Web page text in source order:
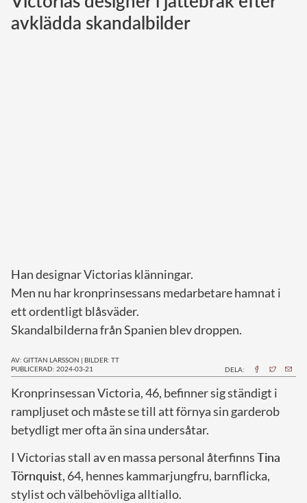
Norska kungahuset
avklädda skandalbilder
Han designar Victorias klänningar.
Men nu har kronprinsessans medarbetare hamnat i
ett ordentligt blåsväder.
Skandalbilderna från Spanien blev droppen.
AV: GITTAN LARSSON | BILDER: TT
PUBLICERAD: 2024-03-21
DELA:
Kronprinsessan Victoria, 46, befinner sig ständigt i
rampljuset och måste se till att förnya sin garderob
betydligt mer ofta än sina undersåtar.
I Victorias stall av en massa personal återfinnsTina
Törnquist, 64, hennes kammarjungfru, barnflicka,
stylist och välbehövliga alltiallo.